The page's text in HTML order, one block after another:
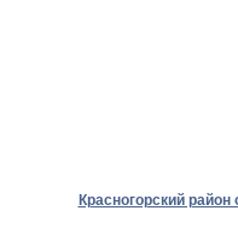
Красногорский